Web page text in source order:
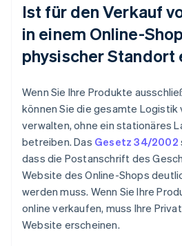
Ist für den Verkauf
in einem Online-
physischer
Wenn Sie Ihre Produkte
können Sie die gesamte Logistik
verwalten, ohne ein stationäres
betreiben. Das Gesetz 34/2002
dass die Postanschrift des
Website des Online-Shops
werden muss. Wenn Sie Ihre
online verkaufen, muss Ihre
Website erscheinen.